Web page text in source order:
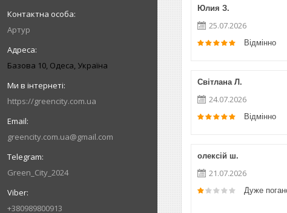
Артур
Базова 10, Одеса, Україна
https://greencity.com.ua
greencity.com.ua@gmail.com
Green_City_2024
+380989800913
Юлия З.
25.07.2026
Відмінно
Світлана Л.
24.07.2026
Відмінно
олексій ш.
21.07.2026
Дуже